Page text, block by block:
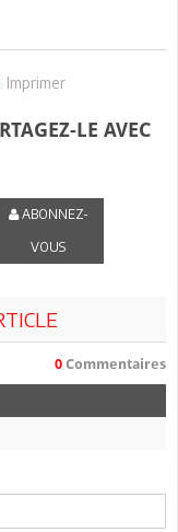
Imprimer
LE AVEC
ABONNEZ-
VOUS
0 Commentaires